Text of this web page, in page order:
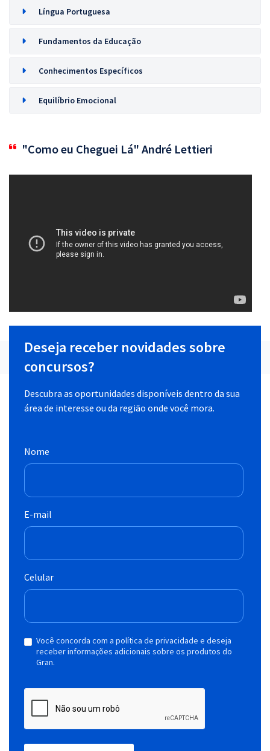
Língua Portuguesa
Fundamentos da Educação
Conhecimentos Específicos
Equilíbrio Emocional
"Como eu Cheguei Lá" André Lettieri
Deseja receber novidades sobre
concursos?
Descubra as oportunidades disponíveis dentro da sua
área de interesse ou da região onde você mora.
Nome
E-mail
Celular
Você concorda com a política de privacidade e deseja
receber informações adicionais sobre os produtos do
Gran.